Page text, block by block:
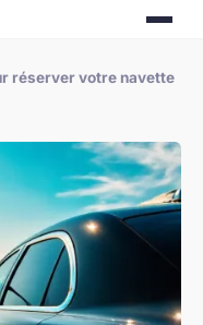
réserver votre navette